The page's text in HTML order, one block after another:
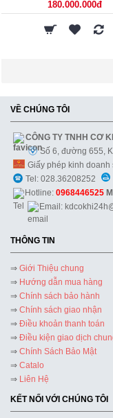
180.000.000đ
VỀ CHÚNG TÔI
CÔNG TY TNHH CƠ
Số 6, đường 655,
Giấy phép kinh doanh
Tel: 028.36208252
Hotline: 0968446525
Email:
THÔNG TIN
⇒ Giới Thiệu chung
⇒ Hướng dẫn mua hàng
⇒ Chính sách bảo hành
⇒ Chính sách giao nhận
⇒ Điều khoản thanh toán
⇒ Điều kiện giao dịch
⇒ Chính Sách Bảo Mật
⇒ Catalo
⇒ Liên Hệ
KẾT NỐI VỚI CHÚNG TÔI